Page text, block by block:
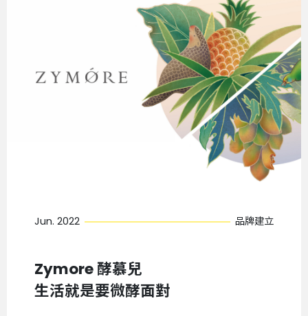
Jun. 2022 品牌建立
Zymore 酵慕兒
生活就是要微酵面對